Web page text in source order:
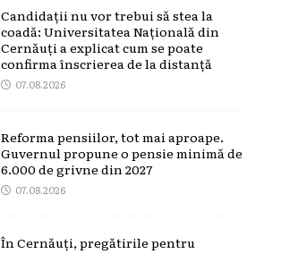
Candidații nu vor trebui să stea la
coadă: Universitatea Națională din
Cernăuți a explicat cum se poate
confirma înscrierea de la distanță
07.08.2026
Reforma pensiilor, tot mai aproape.
Guvernul propune o pensie minimă de
6.000 de grivne din 2027
07.08.2026
În Cernăuți, pregătirile pentru